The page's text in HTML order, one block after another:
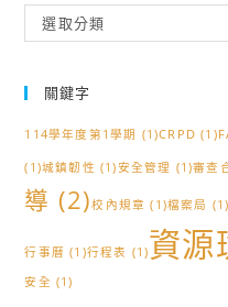
類
選取分類
關鍵字
114學年度第1學期 (1)CRPD (1)
(1)城鎮韌性 (1)安全管理 (1)審查
導 (2)校內規章 (1)檔案局
行事曆 (1)行程表 (1)資源
安全 (1)